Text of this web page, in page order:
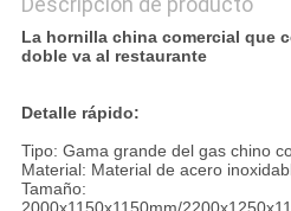
La hornilla china comercial que
doble va al restaurante
Detalle rápido:
Tipo: Gama grande del gas chino
Material: Material de acero
Tamaño: